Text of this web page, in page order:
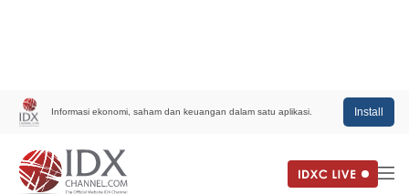
Informasi ekonomi, saham dan keuangan dalam satu aplikasi. Install